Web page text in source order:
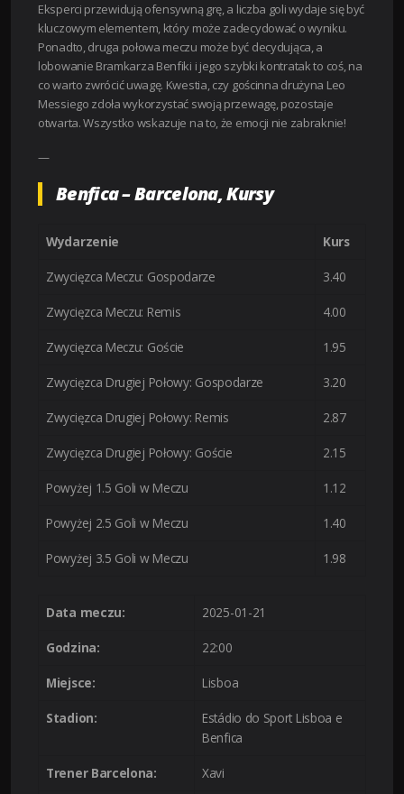
Eksperci przewidują ofensywną grę, a liczba goli wydaje się być
kluczowym elementem, który może zadecydować o wyniku.
Ponadto, druga połowa meczu może być decydująca, a
lobowanie Bramkarza Benfiki i jego szybki kontratak to coś, na
co warto zwrócić uwagę. Kwestia, czy gościnna drużyna Leo
Messiego zdoła wykorzystać swoją przewagę, pozostaje
otwarta. Wszystko wskazuje na to, że emocji nie zabraknie!
—
Benfica – Barcelona, Kursy
Wydarzenie Kurs
Zwycięzca Meczu: Gospodarze 3.40
Zwycięzca Meczu: Remis 4.00
Zwycięzca Meczu: Goście 1.95
Zwycięzca Drugiej Połowy: Gospodarze 3.20
Zwycięzca Drugiej Połowy: Remis 2.87
Zwycięzca Drugiej Połowy: Goście 2.15
Powyżej 1.5 Goli w Meczu 1.12
Powyżej 2.5 Goli w Meczu 1.40
Powyżej 3.5 Goli w Meczu 1.98
Data meczu: 2025-01-21
Godzina: 22:00
Miejsce: Lisboa
Stadion:
Estádio do Sport Lisboa e
Benfica
Trener Barcelona: Xavi